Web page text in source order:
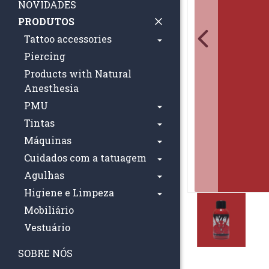
NOVIDADES
PRODUTOS
Tattoo accessories
Piercing
Products with Natural
Anesthesia
PMU
Tintas
Máquinas
Cuidados com a tatuagem
Agulhas
Higiene e Limpeza
Mobiliário
Vestuário
SOBRE NÓS